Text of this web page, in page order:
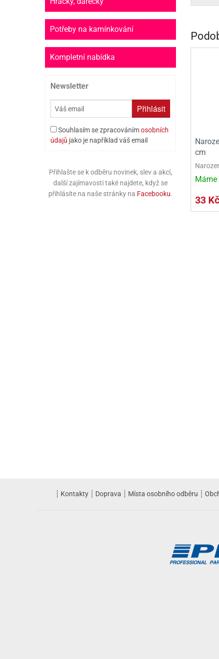
TLAPKOVÁ
Potřeby na kamínkování
Kompletní nabídka
Newsletter
Přihlásit
Souhlasím se zpracovánímosobních
údajů jako je například váš email
Přihlašte se k odběru novinek, slev a akcí,
další zajímavosti také najdete, když se
přihlásíte na naše stránky na Facebooku.
cm
Máme
33 Kč
┊ Kontakty ┊ Doprava ┊ Místa osobního odběru ┊